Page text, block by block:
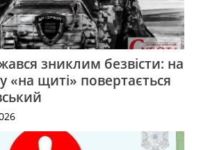
зниклим безвісти: на
щиті» повертається